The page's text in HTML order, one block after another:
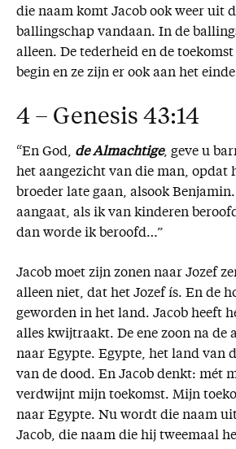
die naam komt Jacob ook weer uit
ballingschap vandaan. In de
alleen. De tederheid en de
begin en ze zijn er ook aan het
4 – Genesis 43:14
“En God, de Almachtige, geve u
het aangezicht van die man, opdat
broeder late gaan, alsook
aangaat, als ik van kinderen
dan worde ik beroofd…”
Jacob moet zijn zonen naar Jozef
alleen niet, dat het Jozef ís. En de
geworden in het land. Jacob heeft
alles kwijtraakt. De ene zoon na de
naar Egypte. Egypte, het land van
van de dood. En Jacob denkt: mét
verdwijnt mijn toekomst. Mijn
naar Egypte. Nu wordt die naam
Jacob, die naam die hij tweemaal